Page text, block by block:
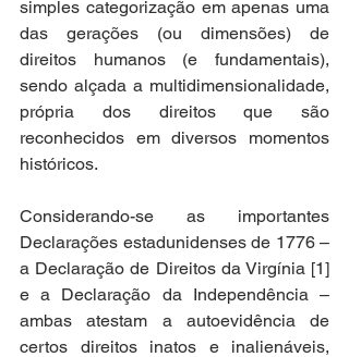
simples categorização em apenas uma
das gerações (ou dimensões) de
direitos humanos (e fundamentais),
sendo alçada a multidimensionalidade,
própria dos direitos que são
reconhecidos em diversos momentos
históricos.
Considerando-se as importantes
Declarações estadunidenses de 1776 –
a Declaração de Direitos da Virgínia [1]
e a Declaração da Independência –
ambas atestam a autoevidência de
certos direitos inatos e inalienáveis,